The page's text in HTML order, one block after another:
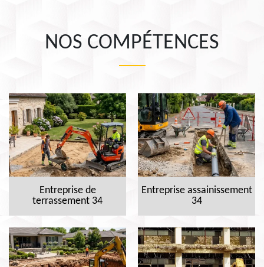
NOS COMPÉTENCES
Entreprise de
terrassement 34
Entreprise assainissement
34